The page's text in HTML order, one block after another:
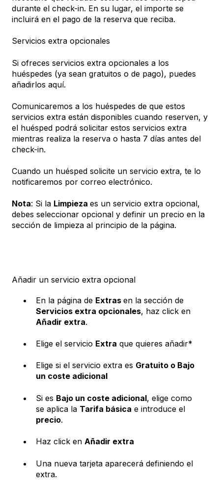
durante el check-in. En su lugar, el importe se
incluirá en el pago de la reserva que reciba.
Servicios extra opcionales
Si ofreces servicios extra opcionales a los
huéspedes (ya sean gratuitos o de pago), puedes
añadirlos aquí.
Comunicaremos a los huéspedes de que estos
servicios extra están disponibles cuando reserven, y
el huésped podrá solicitar estos servicios extra
mientras realiza la reserva o hasta 7 días antes del
check-in.
Cuando un huésped solicite un servicio extra, te lo
notificaremos por correo electrónico.
Nota: Si la Limpieza es un servicio extra opcional,
debes seleccionar opcional y definir un precio en la
sección de limpieza al principio de la página.
Añadir un servicio extra opcional
En la página de Extras en la sección de
Servicios extra opcionales, haz click en
Añadir extra.
Elige el servicio Extra que quieres añadir*
Elige si el servicio extra es Gratuito o Bajo
un coste adicional
Si es Bajo un coste adicional, elige como
se aplica la Tarifa básica e introduce el
precio.
Haz click en Añadir extra
Una nueva tarjeta aparecerá definiendo el
extra.